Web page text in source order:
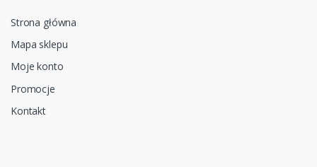
Strona główna
Mapa sklepu
Moje konto
Promocje
Kontakt